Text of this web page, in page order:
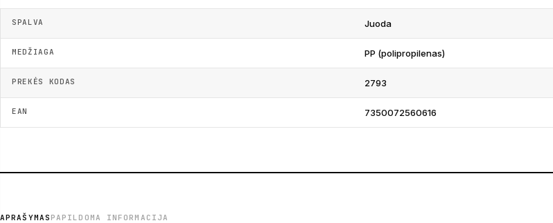
SPALVA Juoda
MEDŽIAGA PP (polipropilenas)
PREKĖS KODAS 2793
EAN 7350072560616
APRAŠYMAS PAPILDOMA INFORMACIJA